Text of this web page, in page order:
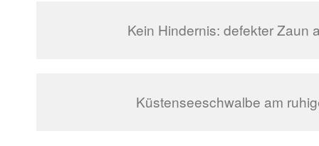
Kein Hindernis: defekter Zaun
Küstenseeschwalbe am